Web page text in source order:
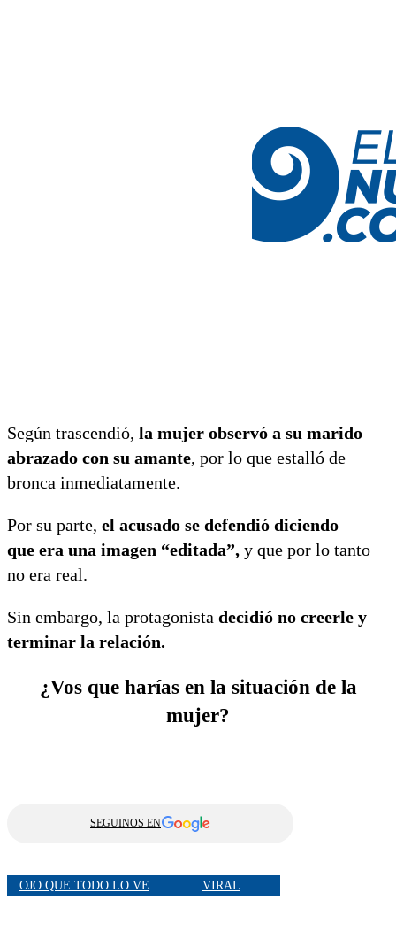
Según trascendió, la mujer observó a su marido
abrazado con su amante, por lo que estalló de
bronca inmediatamente.
Por su parte, el acusado se defendió diciendo
que era una imagen “editada”, y que por lo tanto
no era real.
Sin embargo, la protagonista decidió no creerle y
terminar la relación.
¿Vos que harías en la situación de la
mujer?
SEGUINOS EN
OJO QUE TODO LO VE VIRAL